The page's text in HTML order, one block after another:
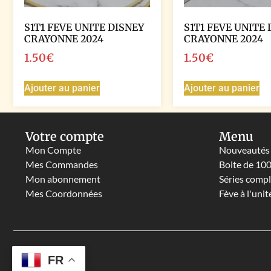
S1T1 FEVE UNITE DISNEY
CRAYONNE 2024
1.50€
Ajouter au panier
S1T1 FEVE UNITE
CRAYONNE 2024
1.50€
Ajouter au panier
Votre compte
Mon Compte
Mes Commandes
Mon abonnement
Mes Coordonnées
Menu
Nouveautés
Boite de 100
Séries
Fève à
FR